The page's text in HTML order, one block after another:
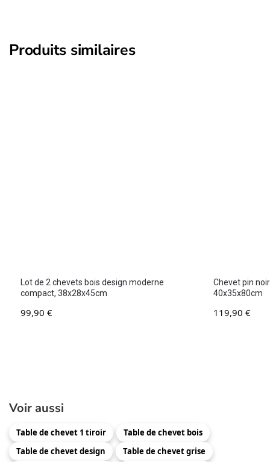
Produits similaires
Lot de 2 chevets bois design moderne
compact, 38x28x45cm
99,90 €
Chevet pin
40x35x80cm
119,90 €
Voir aussi
Table de chevet 1 tiroir
Table de chevet bois
Table de chevet design
Table de chevet grise